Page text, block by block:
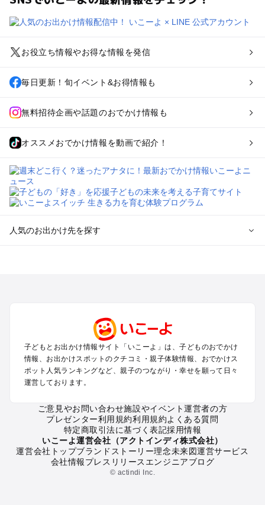
お役立ち情報やお得な情報を発信
毎日更新！旬イベント&お得情報も
無料招待企画や話題のおでかけ情報も
オススメおでかけ情報を動画で紹介！
人気のお出かけ先を探す
関西のプールおでかけ
中国･四国のプールおでかけ
九州･沖縄のプールおでかけ
定番お出かけスポット
牧場
子どもとお出かけ情報サイト「いこーよ」は、子どものおでかけ
情報、お出かけスポットのクチコミ・親子体験情報、おでかけス
ポット人気ランキングなど、親子のつながり・幸せを願って日々
運営しております。
ご意見やお問い合わせ施設やイベント運営者の方
プレゼンター利用規約利用規約よくある質問
特定商取引法に基づく表記採用情報
いこーよ運営会社（アクトインディ株式会社）
運営会社トップブランドストーリー理念未来図運営サービス
会社情報プレスリリース エンジニアブログ
© actindi Inc.